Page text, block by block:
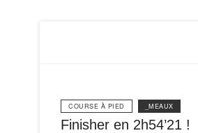
COURSE À PIED _MEAUX
Finisher en 2h54’21 !